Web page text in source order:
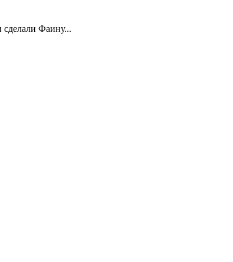
сделали Фаину...